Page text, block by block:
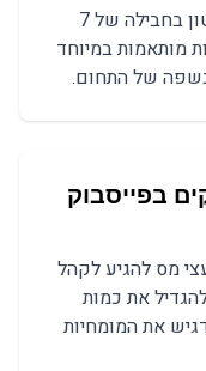
המחירים שלנו מתחילים מ-30₪ לסרטון בחבילה של 7
מותאמות במיוחד
של התחום.
בפייסבוק
מס להגיע לקהל
את כמות
את המומחיות